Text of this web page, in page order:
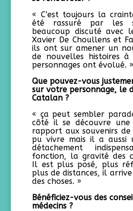
« C’est toujours la
été rassuré par les
beaucoup discuté avec
Xavier De Choullens et
ils ont sur amener un
de nouvelles histoires à
personnages ont évolué. »
Que pouvez-vous
sur votre personnage, le
Catalan ?
« ça peut sembler
côté il se découvre une
rapport aux souvenirs
pu vivre mais il a aussi
détachement
fonction, la gravité des
Il est plus posé, plus
plus de distances, il
des choses. »
Bénéficiez-vous des
médecins ?